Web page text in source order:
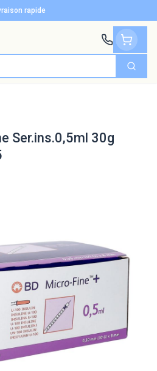
rapide
Ser.ins.0,5ml 30g